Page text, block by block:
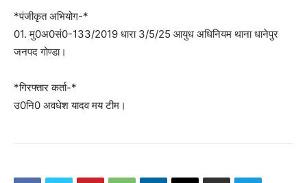
*पंजीकृत अभियोग-*
01. मु0अ0सं0-133/2019 धारा 3/5/25 आयुध अधिनियम थाना धानेपुर
जनपद गोण्डा।
*गिरफ्तार कर्ता-*
उ0नि0 अवधेश यादव मय टीम।